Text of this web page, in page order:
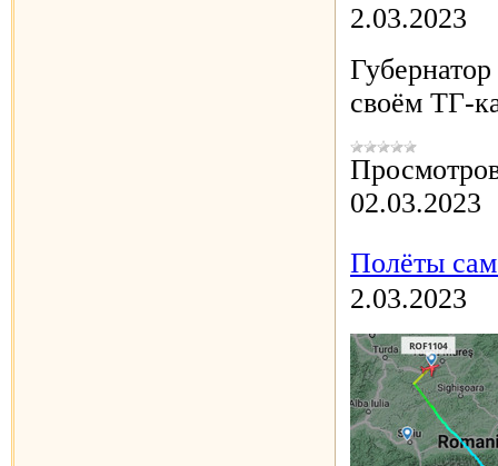
2.03.2023
своём ТГ-
02.03.2023
Полёты
2.03.2023